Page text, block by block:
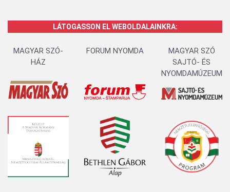
LÁTOGASSON EL WEBOLDALAINKRA:
MAGYAR SZÓ-
HÁZ
FORUM NYOMDA
MAGYAR SZÓ
SAJTÓ- ÉS
NYOMDAMÚZEUM